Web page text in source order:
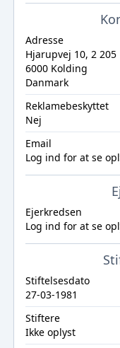
Adresse
Hjarupvej 10, 2 205
6000 Kolding
Danmark
Reklamebeskyttet
Nej
Email
Log ind for at se
Ejerkredsen
Log ind for at se
Stiftelsesdato
27-03-1981
Stiftere
Ikke oplyst